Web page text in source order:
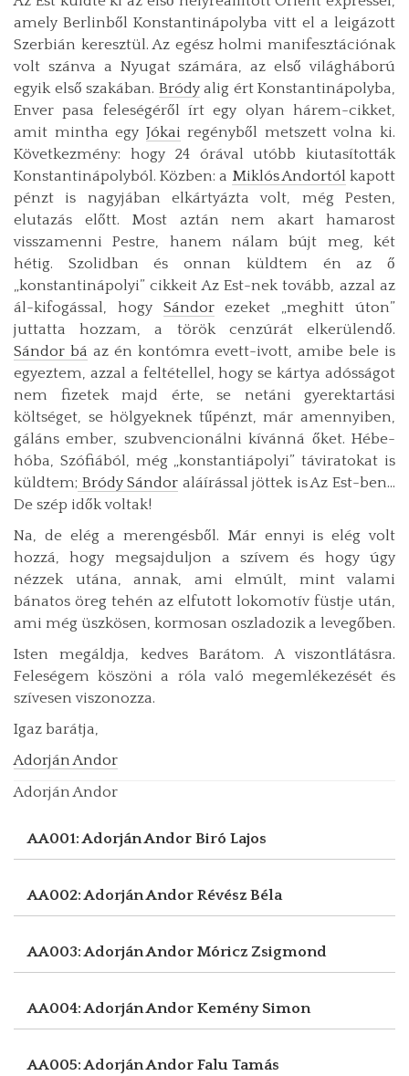
amely Berlinből Konstantinápolyba vitt el a leigázott
Szerbián keresztül. Az egész holmi manifesztációnak
volt szánva a Nyugat számára, az első világháború
egyik első szakában. Bródyalig ért Konstantinápolyba,
Enver pasa feleségéről írt egy olyan hárem-cikket,
amit mintha egy Jókai regényből metszett volna ki.
Következmény: hogy 24 órával utóbb kiutasították
Konstantinápolyból. Közben: a Miklós Andortól kapott
pénzt is nagyjában elkártyázta volt, még Pesten,
elutazás előtt. Most aztán nem akart hamarost
visszamenni Pestre, hanem nálam bújt meg, két
hétig. Szolidban és onnan küldtem én az ő
„konstantinápolyi” cikkeit Az Est-nek tovább, azzal az
ál-kifogással, hogy Sándorezeket „meghitt úton”
juttatta hozzam, a török cenzúrát elkerülendő.
Sándor bá az én kontómra evett-ivott, amibe bele is
egyeztem, azzal a feltétellel, hogy se kártya adósságot
nem fizetek majd érte, se netáni gyerektartási
költséget, se hölgyeknek tűpénzt, már amennyiben,
gáláns ember, szubvencionálni kívánná őket. Hébe-
hóba, Szófiából, még „konstantiápolyi” táviratokat is
küldtem; Bródy Sándor aláírással jöttek is Az Est-ben…
De szép idők voltak!
Na, de elég a merengésből. Már ennyi is elég volt
hozzá, hogy megsajduljon a szívem és hogy úgy
nézzek utána, annak, ami elmúlt, mint valami
bánatos öreg tehén az elfutott lokomotív füstje után,
ami még üszkösen, kormosan oszladozik a levegőben.
Isten megáldja, kedves Barátom. A viszontlátásra.
Feleségem köszöni a róla való megemlékezését és
szívesen viszonozza.
Igaz barátja,
Adorján Andor
Adorján Andor
AA001: Adorján Andor Biró Lajos
AA002: Adorján Andor Révész Béla
AA003: Adorján Andor Móricz Zsigmond
AA004: Adorján Andor Kemény Simon
AA005: Adorján Andor Falu Tamás